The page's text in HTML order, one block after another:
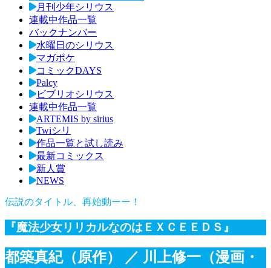
月刊少年シリウス
連載中作品一覧
バックナンバー
水曜日のシリウス
マガポケ
コミックDAYS
Palcy
ビブリオシリウス
連載中作品一覧
ARTEMIS by sirius
Twiシリ
作品一覧と試し読み
最新コミックス
新人賞
NEWS
伝説のタイトル、再始動ーー！
『魔法少女リリカルなのはＥＸＣＥＥＤＳ』
都築真紀（原作）
／ 川上修一（漫画・